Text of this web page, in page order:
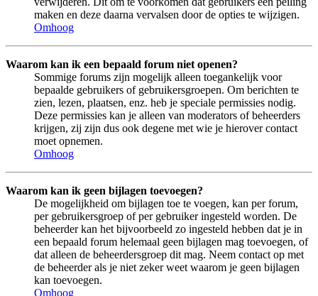
maken en deze daarna vervalsen door de opties te wijzigen.
Omhoog
Waarom kan ik een bepaald forum niet openen?
Sommige forums zijn mogelijk alleen toegankelijk voor
bepaalde gebruikers of gebruikersgroepen. Om berichten te
zien, lezen, plaatsen, enz. heb je speciale permissies nodig.
Deze permissies kan je alleen van moderators of beheerders
krijgen, zij zijn dus ook degene met wie je hierover contact
moet opnemen.
Omhoog
Waarom kan ik geen bijlagen toevoegen?
De mogelijkheid om bijlagen toe te voegen, kan per forum,
per gebruikersgroep of per gebruiker ingesteld worden. De
beheerder kan het bijvoorbeeld zo ingesteld hebben dat je in
een bepaald forum helemaal geen bijlagen mag toevoegen, of
dat alleen de beheerdersgroep dit mag. Neem contact op met
de beheerder als je niet zeker weet waarom je geen bijlagen
kan toevoegen.
Omhoog